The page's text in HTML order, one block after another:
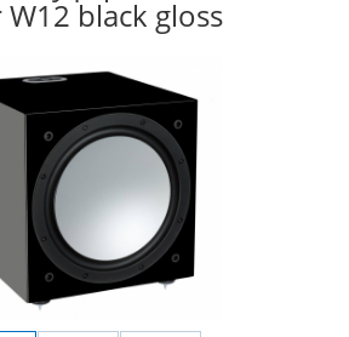
black gloss